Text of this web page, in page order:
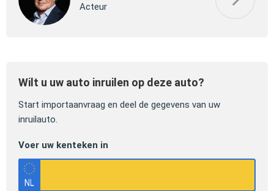
Acteur
Wilt u uw auto inruilen op deze auto?
Start importaanvraag en deel de gegevens van uw
inruilauto.
Voer uw kenteken in